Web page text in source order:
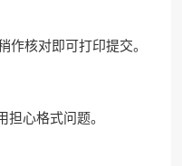
作核对即可打印提交。
心格式问题。